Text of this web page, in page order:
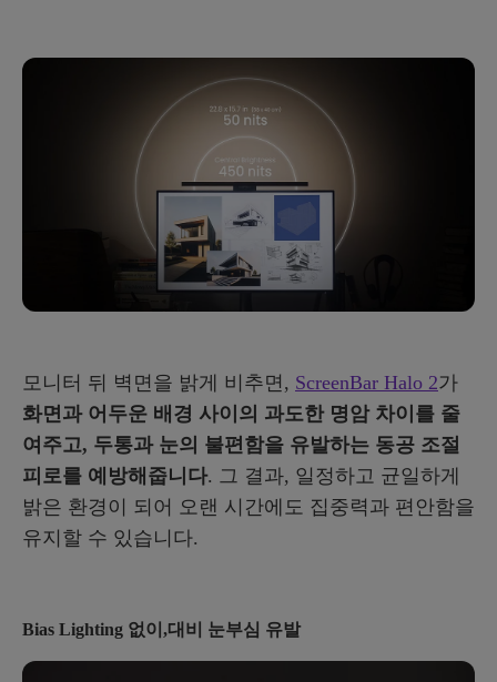
모니터 뒤 벽면을 밝게 비추면, ScreenBar Halo 2가
화면과 어두운 배경 사이의 과도한 명암 차이를 줄
여주고, 두통과 눈의 불편함을 유발하는 동공 조절
피로를 예방해줍니다. 그 결과, 일정하고 균일하게
밝은 환경이 되어 오랜 시간에도 집중력과 편안함을
유지할 수 있습니다.
Bias Lighting 없이,대비 눈부심 유발